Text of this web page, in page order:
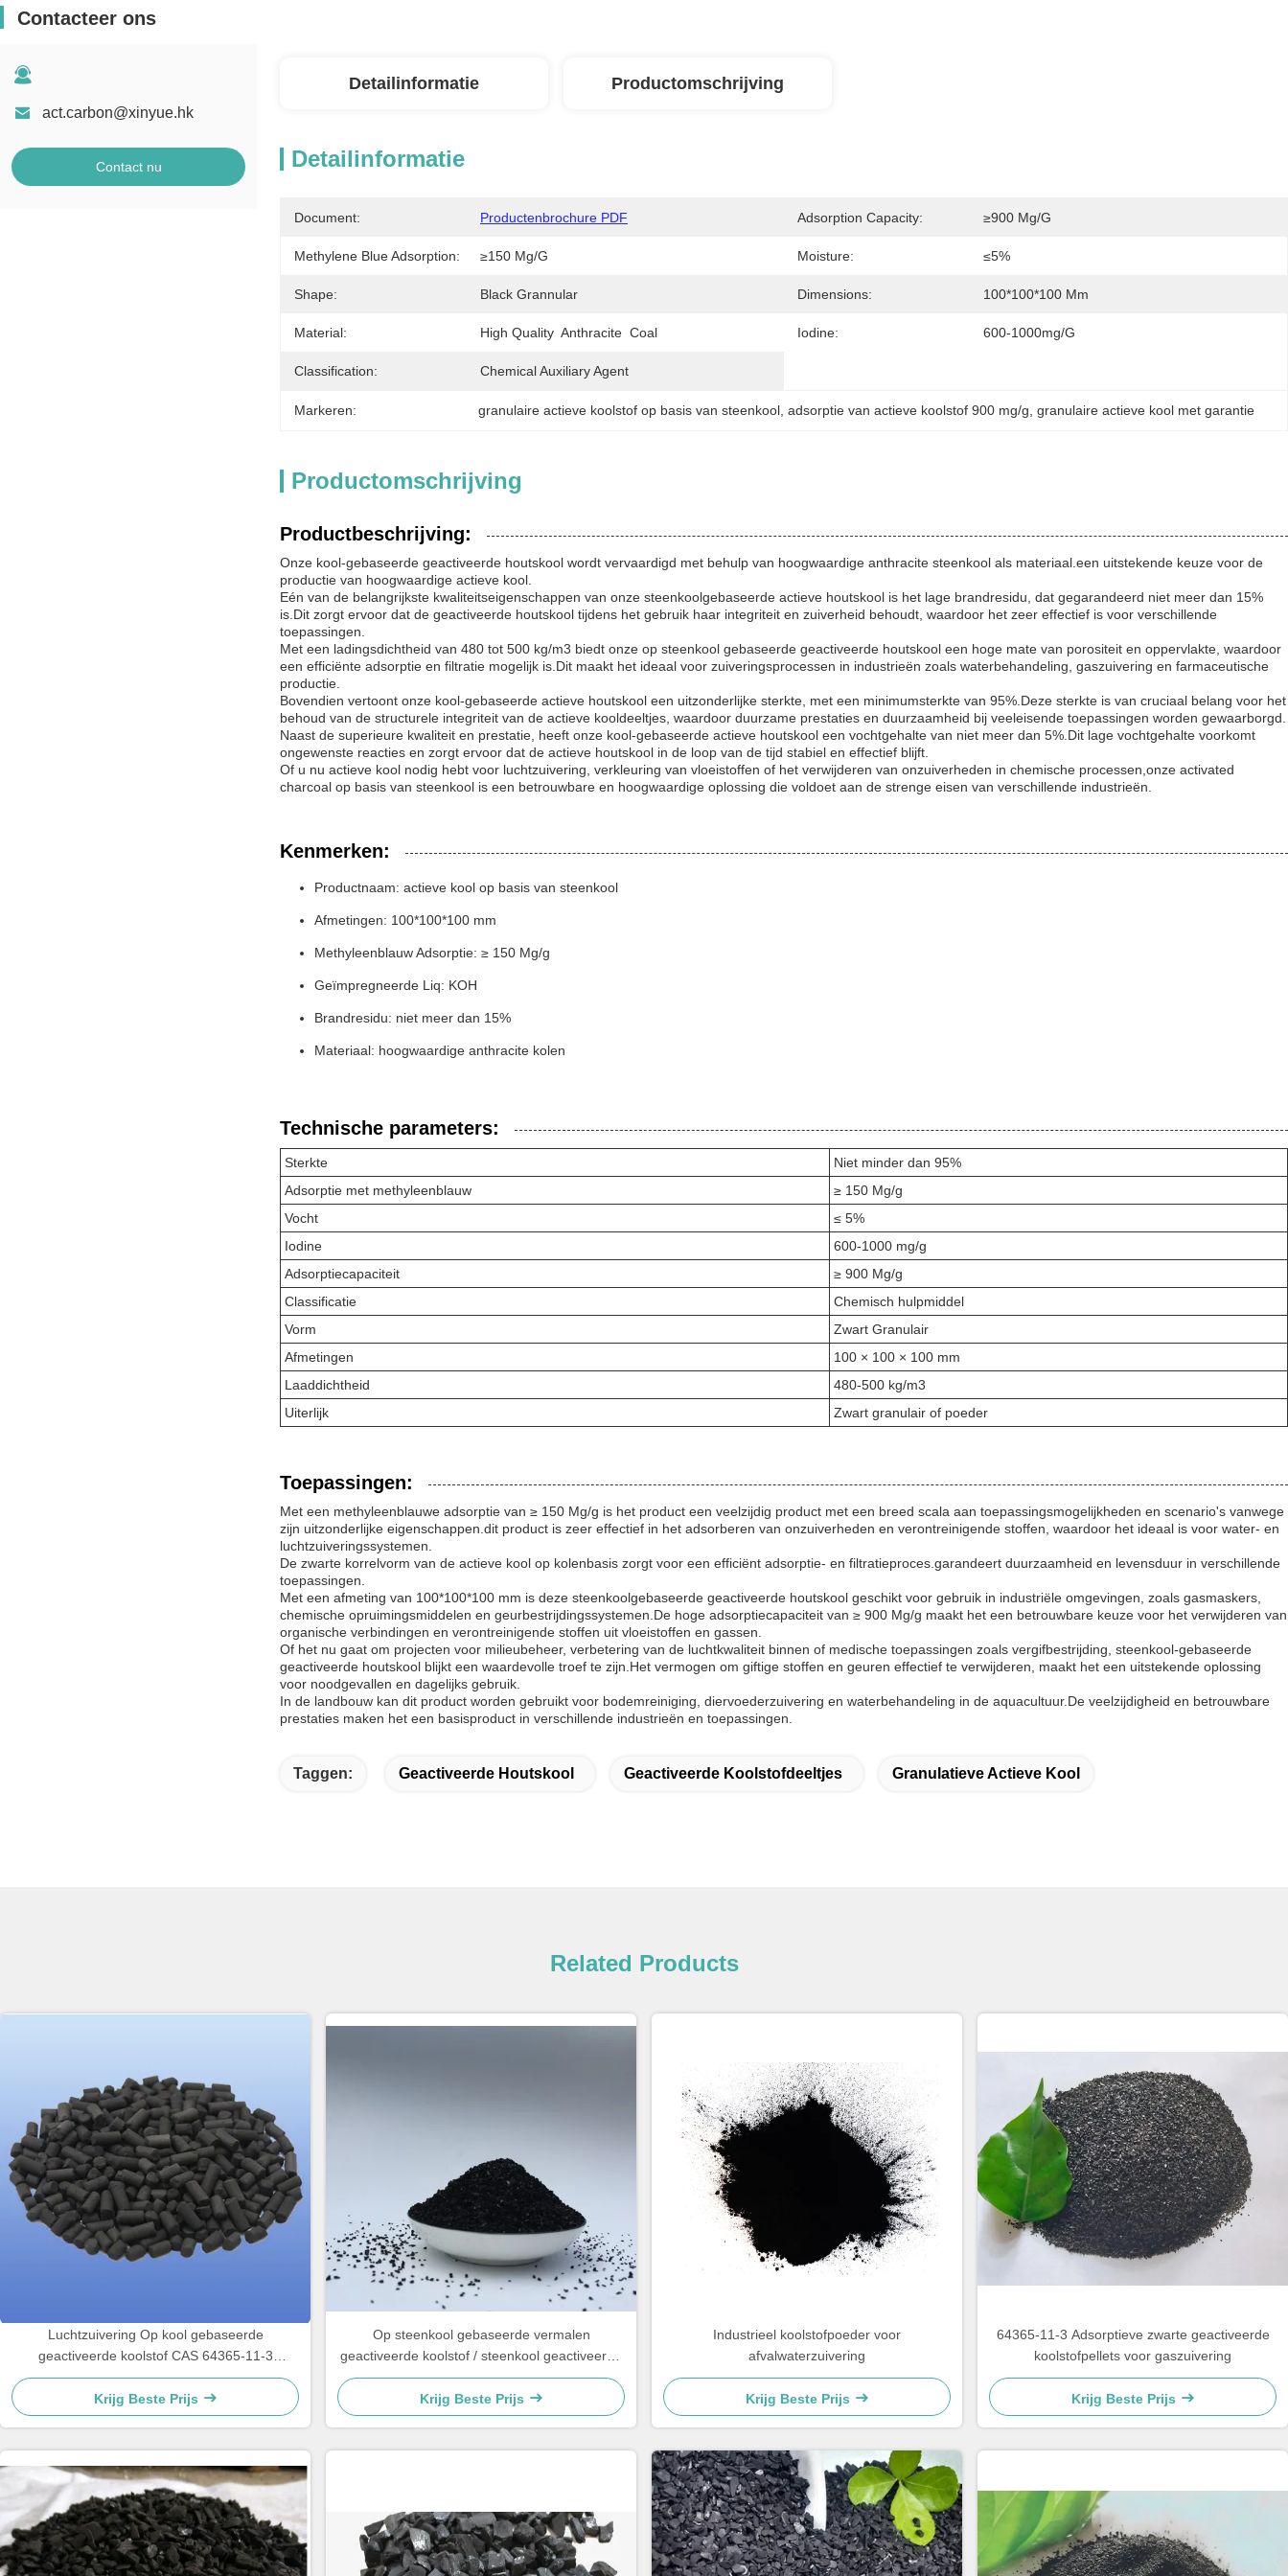
Contacteer ons
act.carbon@xinyue.hk
Contact nu
Detailinformatie Productomschrijving
Detailinformatie
Document: Productenbrochure PDF Adsorption Capacity: ≥900 Mg/g
Methylene Blue Adsorption: ≥150 Mg/g Moisture: ≤5%
Shape: Black Grannular Dimensions: 100*100*100 Mm
Material: High Quality  Anthracite  Coal Iodine: 600-1000mg/g
Classification: Chemical Auxiliary Agent
Markeren: granulaire actieve koolstof op basis van steenkool adsorptie van actieve koolstof 900 mg/g granulaire actieve kool met garantie
Productomschrijving
Productbeschrijving:
Onze kool-gebaseerde geactiveerde houtskool wordt vervaardigd met behulp van hoogwaardige anthracite steenkool als materiaal.een uitstekende keuze voor de
productie van hoogwaardige actieve kool.
Eén van de belangrijkste kwaliteitseigenschappen van onze steenkoolgebaseerde actieve houtskool is het lage brandresidu, dat gegarandeerd niet meer dan 15%
is.Dit zorgt ervoor dat de geactiveerde houtskool tijdens het gebruik haar integriteit en zuiverheid behoudt, waardoor het zeer effectief is voor verschillende
toepassingen.
Met een ladingsdichtheid van 480 tot 500 kg/m3 biedt onze op steenkool gebaseerde geactiveerde houtskool een hoge mate van porositeit en oppervlakte, waardoor
een efficiënte adsorptie en filtratie mogelijk is.Dit maakt het ideaal voor zuiveringsprocessen in industrieën zoals waterbehandeling, gaszuivering en farmaceutische
productie.
Bovendien vertoont onze kool-gebaseerde actieve houtskool een uitzonderlijke sterkte, met een minimumsterkte van 95%.Deze sterkte is van cruciaal belang voor het
behoud van de structurele integriteit van de actieve kooldeeltjes, waardoor duurzame prestaties en duurzaamheid bij veeleisende toepassingen worden gewaarborgd.
Naast de superieure kwaliteit en prestatie, heeft onze kool-gebaseerde actieve houtskool een vochtgehalte van niet meer dan 5%.Dit lage vochtgehalte voorkomt
ongewenste reacties en zorgt ervoor dat de actieve houtskool in de loop van de tijd stabiel en effectief blijft.
Of u nu actieve kool nodig hebt voor luchtzuivering, verkleuring van vloeistoffen of het verwijderen van onzuiverheden in chemische processen,onze activated
charcoal op basis van steenkool is een betrouwbare en hoogwaardige oplossing die voldoet aan de strenge eisen van verschillende industrieën.
Kenmerken:
Productnaam: actieve kool op basis van steenkool
Afmetingen: 100*100*100 mm
Methyleenblauw Adsorptie: ≥ 150 Mg/g
Geïmpregneerde Liq: KOH
Brandresidu: niet meer dan 15%
Materiaal: hoogwaardige anthracite kolen
Technische parameters:
Sterkte
Niet minder dan 95%
Adsorptie met methyleenblauw
≥ 150 Mg/g
Vocht
≤ 5%
Iodine
600-1000 mg/g
Adsorptiecapaciteit
≥ 900 Mg/g
Classificatie
Chemisch hulpmiddel
Vorm
Zwart Granulair
Afmetingen
100 × 100 × 100 mm
Laaddichtheid
480-500 kg/m3
Uiterlijk
Zwart granulair of poeder
Toepassingen:
Met een methyleenblauwe adsorptie van ≥ 150 Mg/g is het product een veelzijdig product met een breed scala aan toepassingsmogelijkheden en scenario's vanwege
zijn uitzonderlijke eigenschappen.dit product is zeer effectief in het adsorberen van onzuiverheden en verontreinigende stoffen, waardoor het ideaal is voor water- en
luchtzuiveringssystemen.
De zwarte korrelvorm van de actieve kool op kolenbasis zorgt voor een efficiënt adsorptie- en filtratieproces.garandeert duurzaamheid en levensduur in verschillende
toepassingen.
Met een afmeting van 100*100*100 mm is deze steenkoolgebaseerde geactiveerde houtskool geschikt voor gebruik in industriële omgevingen, zoals gasmaskers,
chemische opruimingsmiddelen en geurbestrijdingssystemen.De hoge adsorptiecapaciteit van ≥ 900 Mg/g maakt het een betrouwbare keuze voor het verwijderen van
organische verbindingen en verontreinigende stoffen uit vloeistoffen en gassen.
Of het nu gaat om projecten voor milieubeheer, verbetering van de luchtkwaliteit binnen of medische toepassingen zoals vergifbestrijding, steenkool-gebaseerde
geactiveerde houtskool blijkt een waardevolle troef te zijn.Het vermogen om giftige stoffen en geuren effectief te verwijderen, maakt het een uitstekende oplossing
voor noodgevallen en dagelijks gebruik.
In de landbouw kan dit product worden gebruikt voor bodemreiniging, diervoederzuivering en waterbehandeling in de aquacultuur.De veelzijdigheid en betrouwbare
prestaties maken het een basisproduct in verschillende industrieën en toepassingen.
Taggen: Geactiveerde Houtskool Geactiveerde Koolstofdeeltjes Granulatieve Actieve Kool
Related Products
Luchtzuivering Op kool gebaseerde
geactiveerde koolstof CAS 64365-11-3
Kolomvormige geactiveerde koolstof
Krijg Beste Prijs
Op steenkool gebaseerde vermalen
geactiveerde koolstof / steenkool geactiveerde
koolstof Voor verduidelijking
Krijg Beste Prijs
Industrieel koolstofpoeder voor
afvalwaterzuivering
Krijg Beste Prijs
64365-11-3 Adsorptieve zwarte geactiveerde
koolstofpellets voor gaszuivering
Krijg Beste Prijs